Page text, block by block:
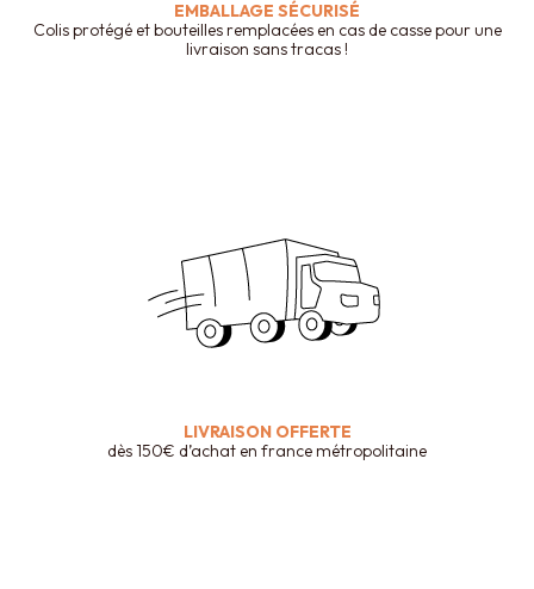
EMBALLAGE SÉCURISÉ
Colis protégé et bouteilles remplacées en cas de casse pour une
livraison sans tracas !
LIVRAISON OFFERTE
dès 150€ d’achat en france métropolitaine